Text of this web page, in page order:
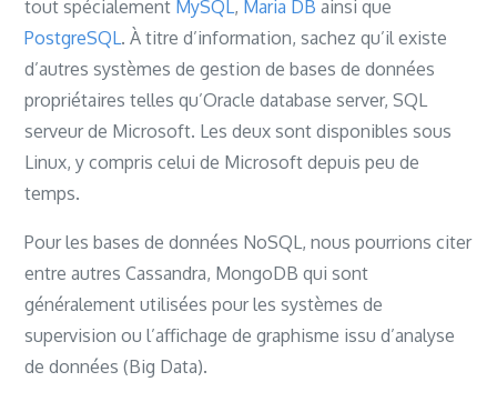
tout spécialement MySQL, Maria DB ainsi que
PostgreSQL. À titre d’information, sachez qu’il existe
d’autres systèmes de gestion de bases de données
propriétaires telles qu’Oracle database server, SQL
serveur de Microsoft. Les deux sont disponibles sous
Linux, y compris celui de Microsoft depuis peu de
temps.
Pour les bases de données NoSQL, nous pourrions citer
entre autres Cassandra, MongoDB qui sont
généralement utilisées pour les systèmes de
supervision ou l’affichage de graphisme issu d’analyse
de données (Big Data).